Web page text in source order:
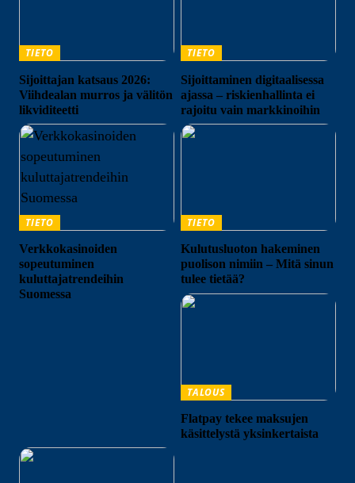
TIETO
Sijoittajan katsaus 2026:
Viihdealan murros ja välitön
likviditeetti
TIETO
Sijoittaminen digitaalisessa
ajassa – riskienhallinta ei
rajoitu vain markkinoihin
TIETO
Verkkokasinoiden
sopeutuminen
kuluttajatrendeihin
Suomessa
TIETO
Kulutusluoton hakeminen
puolison nimiin – Mitä sinun
tulee tietää?
TALOUS
Flatpay tekee maksujen
käsittelystä yksinkertaista